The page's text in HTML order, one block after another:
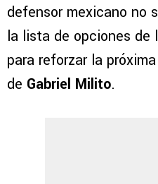
defensor mexicano no
la lista de opciones de
para reforzar la
de Gabriel Milito.